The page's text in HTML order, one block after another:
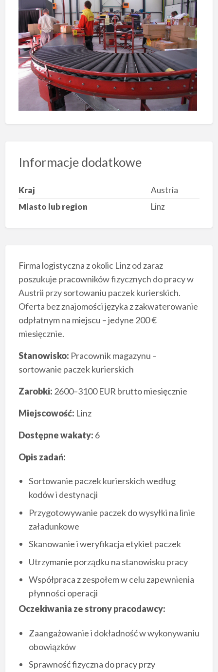
Informacje dodatkowe
Kraj
Austria
Miasto lub region
Linz
Firma logistyczna z okolic Linz od zaraz
poszukuje pracowników fizycznych do pracy w
Austrii przy sortowaniu paczek kurierskich.
Oferta bez znajomości języka z zakwaterowanie
odpłatnym na miejscu – jedyne 200 €
miesięcznie.
Stanowisko: Pracownik magazynu –
sortowanie paczek kurierskich
Zarobki: 2600–3100 EUR brutto miesięcznie
Miejscowość: Linz
Dostępne wakaty: 6
Opis zadań:
Sortowanie paczek kurierskich według
kodów i destynacji
Przygotowywanie paczek do wysyłki na linie
załadunkowe
Skanowanie i weryfikacja etykiet paczek
Utrzymanie porządku na stanowisku pracy
Współpraca z zespołem w celu zapewnienia
płynności operacji
Oczekiwania ze strony pracodawcy:
Zaangażowanie i dokładność w wykonywaniu
obowiązków
Sprawność fizyczna do pracy przy